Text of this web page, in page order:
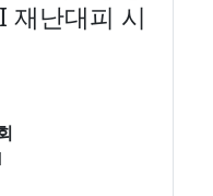
재난대피 시